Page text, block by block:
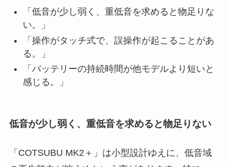
「低音が少し弱く、重低音を求めると物足りな
い。」
「操作がタッチ式で、誤操作が起こることがあ
る。」
「バッテリーの持続時間が他モデルより短いと
感じる。」
低音が少し弱く、重低音を求めると物足りない
「COTSUBU MK2＋」は小型設計ゆえに、低音域